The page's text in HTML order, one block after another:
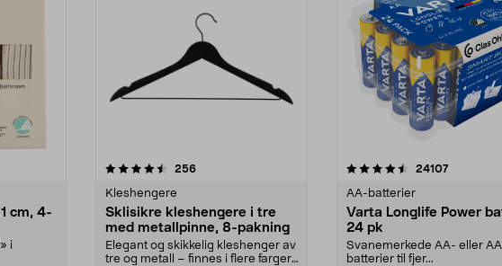
cm, 4-
i
256anmeldelser
Kleshengere
Sklisikre kleshengere i tre
med metallpinne, 8-pakning
Elegant og skikkelig kleshenger av
tre og metall – finnes i flere farger.
4.5av 5 stjerner 24107
AA-batterier
Varta Longlife Power
24 pk
Svanemerkede AA- eller
batterier til fjer...
4.5av 5 stjerner